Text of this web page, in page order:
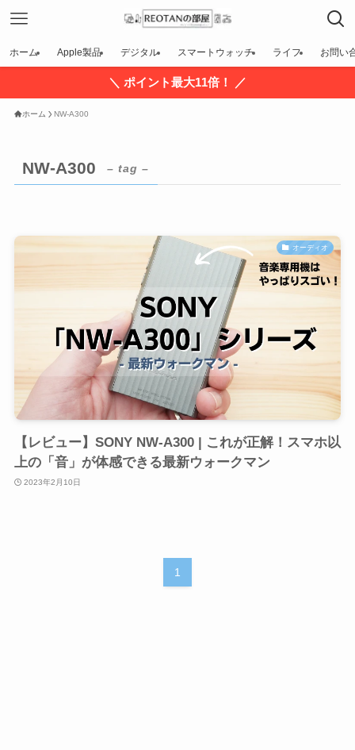
ホーム Apple製品 デジタル スマートウォッチ ライフ お問い
＼ ポイント最大11倍！ ／
ホーム NW-A300
NW-A300 – tag –
オーディオ
【レビュー】SONY NW-A300 | これが正解！スマホ以
上の「音」が体感できる最新ウォークマン
2023年2月10日
1